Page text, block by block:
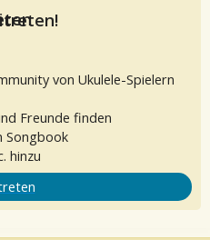
von Ukulele-Spielern
Freunde finden
Songbook
hinzu